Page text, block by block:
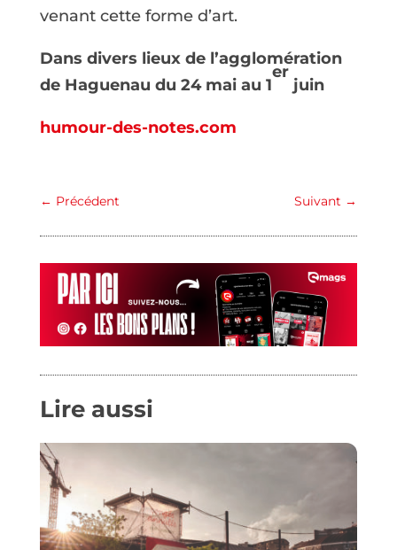
venant cette forme d’art.
Dans divers lieux de l’agglomération
de Haguenau du 24 mai au 1
er
juin
humour-des-notes.com
← Précédent Suivant →
Lire aussi